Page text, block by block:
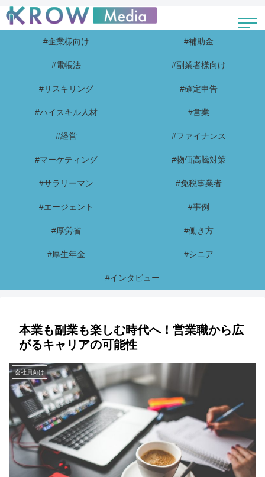
#企業様向け #補助金
#電帳法 #副業者様向け
#リスキリング #確定申告
#ハイスキル人材 #営業
#経営 #ファイナンス
#マーケティング #物価高騰対策
#サラリーマン #免税事業者
#エージェント #事例
#厚労省 #働き方
#厚生年金 #シニア
#インタビュー
本業も副業も楽しむ時代へ！営業職から広
がるキャリアの可能性
会社員向け